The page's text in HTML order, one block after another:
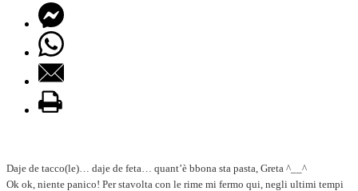
Daje de tacco(le)… daje de feta… quant’è bbona sta pasta, Greta ^__^
Ok ok, niente panico! Per stavolta con le rime mi fermo qui, negli ultimi tempi